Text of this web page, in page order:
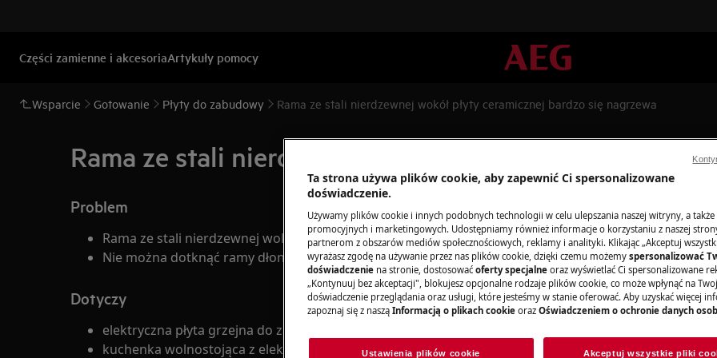
Części zamienne i akcesoriaArtykuły pomocy
Wsparcie Gotowanie Płyty do zabudowy Rama ze stali nierdzewnej wokół płyty ceramicznej bardzo się nagrzewa
Rama ze stali nierdzewnej wokół płyty ceramicznej
Problem
Rama ze stali nierdzewnej wokół płyty elektrycznej bardzo się nagrzewa
Nie można dotknąć ramy dłonią
Dotyczy
elektryczna płyta grzejna do zabudowy
kuchenka wolnostojąca z elektryczną płytą grzejną
Części
Znajdź
urządzenia w
zamów je prosto
Ta strona używa plików cookie, aby zapewnić Ci spersonalizowane
doświadczenie.
Używamy plików cookie i innych podobnych technologii w celu ulepszania naszej witryny, a także
promocyjnych i marketingowych. Udostępniamy również informacje o korzystaniu z naszej
partnerom z obszarów mediów społecznościowych, reklamy i analityki. Klikając „Akceptuj
wyrażasz zgodę na używanie przez nas plików cookie, dzięki czemu możemy spersonalizować
doświadczenie na stronie, dostosować oferty specjalne oraz wyświetlać Ci spersonalizowane
„Kontynuuj bez akceptacji", blokujesz opcjonalne rodzaje plików cookie, co może wpłynąć na
doświadczenie przeglądania oraz usługi, które jesteśmy w stanie oferować. Aby uzyskać więcej
zapoznaj się z naszą Informacją o plikach cookie oraz Oświadczeniem o ochronie danych
Ustawienia plików cookie Akceptuj wszystkie pliki